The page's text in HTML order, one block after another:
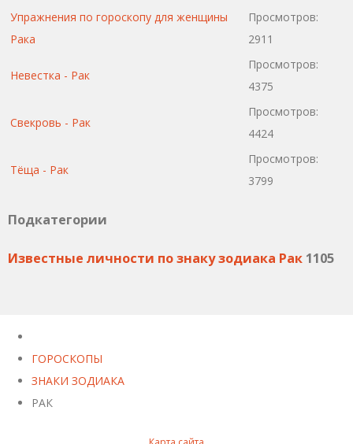
Упражнения по гороскопу для женщины
Рака
Просмотров:
2911
Невестка - Рак
Просмотров:
4375
Свекровь - Рак
Просмотров:
4424
Тёща - Рак
Просмотров:
3799
Подкатегории
Известные личности по знаку зодиака Рак 1105
ГОРОСКОПЫ
ЗНАКИ ЗОДИАКА
РАК